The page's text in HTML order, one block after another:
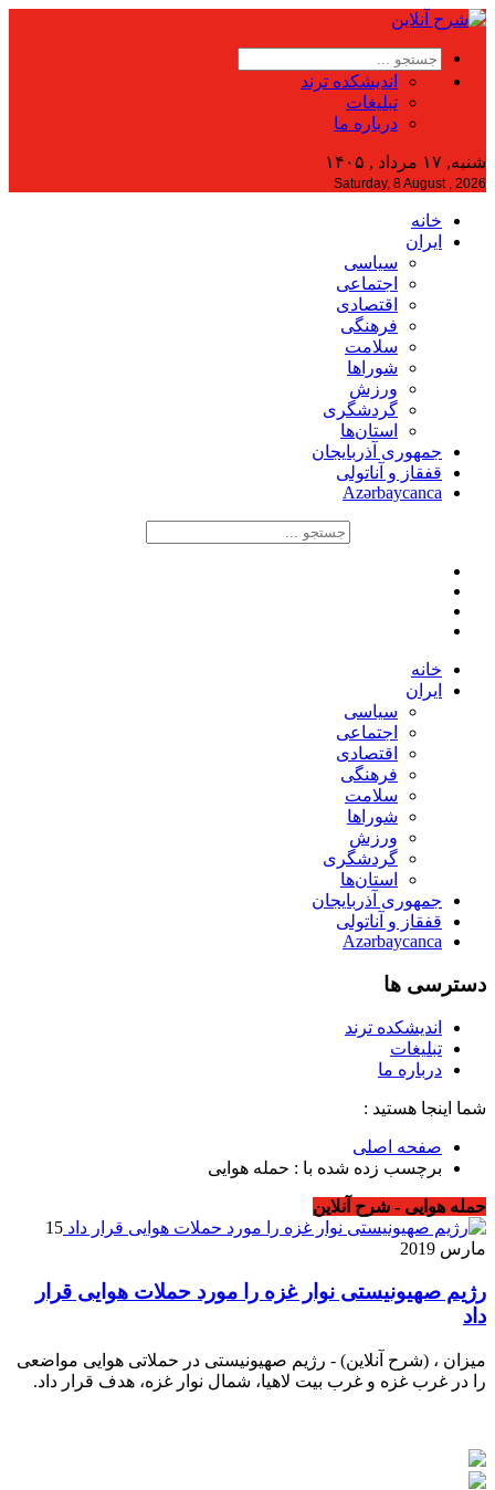
اندیشکده ترند
تبلیغات
درباره ما
شنبه, ۱۷ مرداد , ۱۴۰۵
Saturday, 8 August , 2026
خانه
ایران
سیاسی
اجتماعی
اقتصادی
فرهنگی
سلامت
شوراها
ورزش
گردشگری
استان‌ها
جمهوری آذربایجان
قفقاز و آناتولی
Azərbaycanca
خانه
ایران
سیاسی
اجتماعی
اقتصادی
فرهنگی
سلامت
شوراها
ورزش
گردشگری
استان‌ها
جمهوری آذربایجان
قفقاز و آناتولی
Azərbaycanca
دسترسی ها
اندیشکده ترند
تبلیغات
درباره ما
شما اینجا هستید :
صفحه اصلی
برچسب زده شده با : حمله هوایی
حمله هوایی - شرح آنلاین
15
مارس 2019
رژیم صهیونیستی نوار غزه را مورد حملات هوایی قرار
داد
میزان ، (شرح آنلاین) - رژیم صهیونیستی در حملاتی هوایی مواضعی
را در غرب غزه و غرب بیت لاهیا، شمال نوار غزه، هدف قرار داد.